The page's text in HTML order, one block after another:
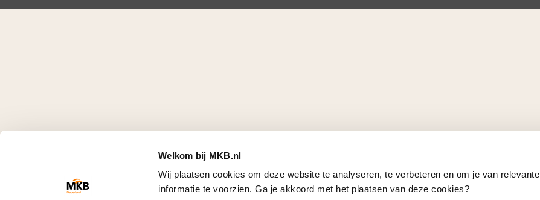
Welkom bij MKB.nl
Wij plaatsen cookies om deze website te analyseren, te verbeteren en om je van relevante
informatie te voorzien. Ga je akkoord met het plaatsen van deze cookies?